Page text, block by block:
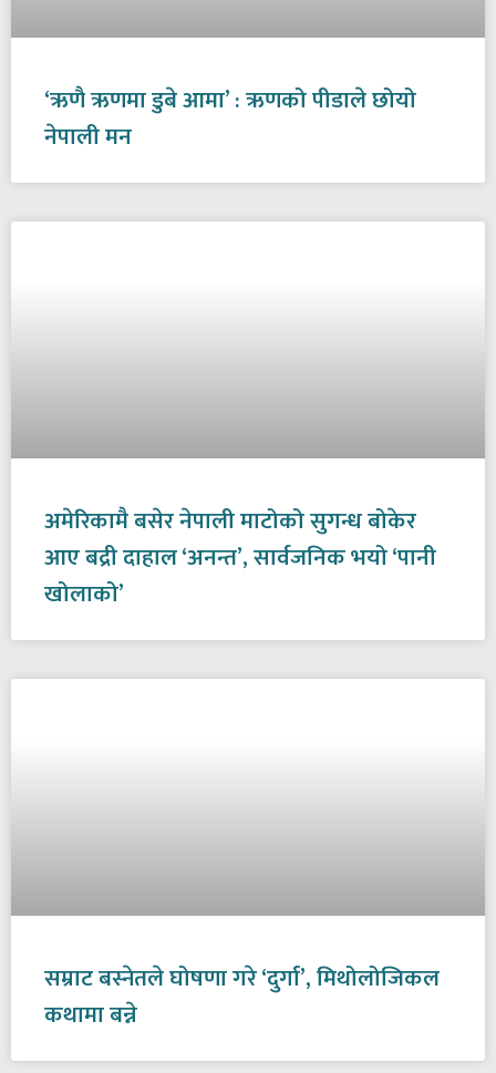
‘ऋणै ऋणमा डुबे आमा’ : ऋणको पीडाले छोयो
नेपाली मन
अमेरिकामै बसेर नेपाली माटोको सुगन्ध बोकेर
आए बद्री दाहाल ‘अनन्त’, सार्वजनिक भयो ‘पानी
खोलाको’
सम्राट बस्नेतले घोषणा गरे ‘दुर्गा’, मिथोलोजिकल
कथामा बन्ने